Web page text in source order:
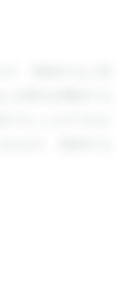
。登録すると回
回答を閲覧する
ることができま
ます。登録する